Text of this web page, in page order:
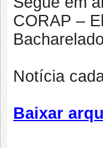
CORAP –
Notícia
Baixar